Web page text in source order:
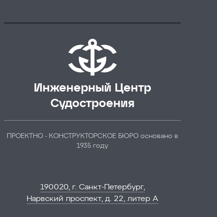
Инженерный Центр
Судостроения
ПРОЕКТНО - КОНСТРУКТОРСКОЕ БЮРО основано в
1935 году
190020, г. Санкт-Петербург,
Нарвский проспект, д. 22, литер А